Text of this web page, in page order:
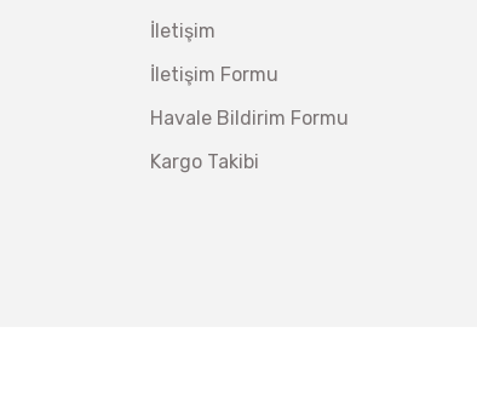
İletişim
İletişim Formu
Havale Bildirim Formu
Kargo Takibi